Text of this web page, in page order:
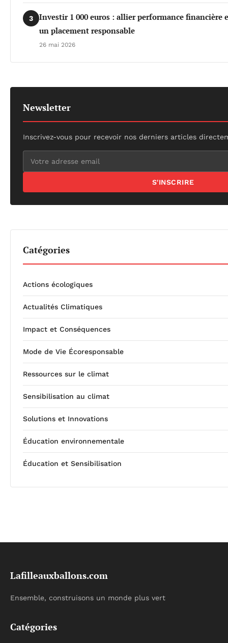
3
Investir 1 000 euros : allier performance financière
un placement responsable
26 mai 2026
Newsletter
Inscrivez-vous pour recevoir nos derniers articles
S'INSCRIRE
Catégories
Actions écologiques
Actualités Climatiques
Impact et Conséquences
Mode de Vie Écoresponsable
Ressources sur le climat
Sensibilisation au climat
Solutions et Innovations
Éducation environnementale
Éducation et Sensibilisation
Lafilleauxballons.com
Ensemble, construisons un monde plus vert
Catégories